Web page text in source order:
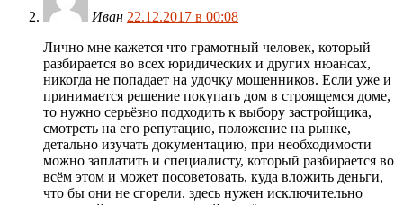
Иван 22.12.2017 в 00:08
Лично мне кажется что грамотный человек, который
разбирается во всех юридических и других нюансах,
никогда не попадает на удочку мошенников. Если уже и
принимается решение покупать дом в строящемся доме,
то нужно серьёзно подходить к выбору застройщика,
смотреть на его репутацию, положение на рынке,
детально изучать документацию, при необходимости
можно заплатить и специалисту, который разбирается во
всём этом и может посоветовать, куда вложить деньги,
что бы они не сгорели. здесь нужен исключительно